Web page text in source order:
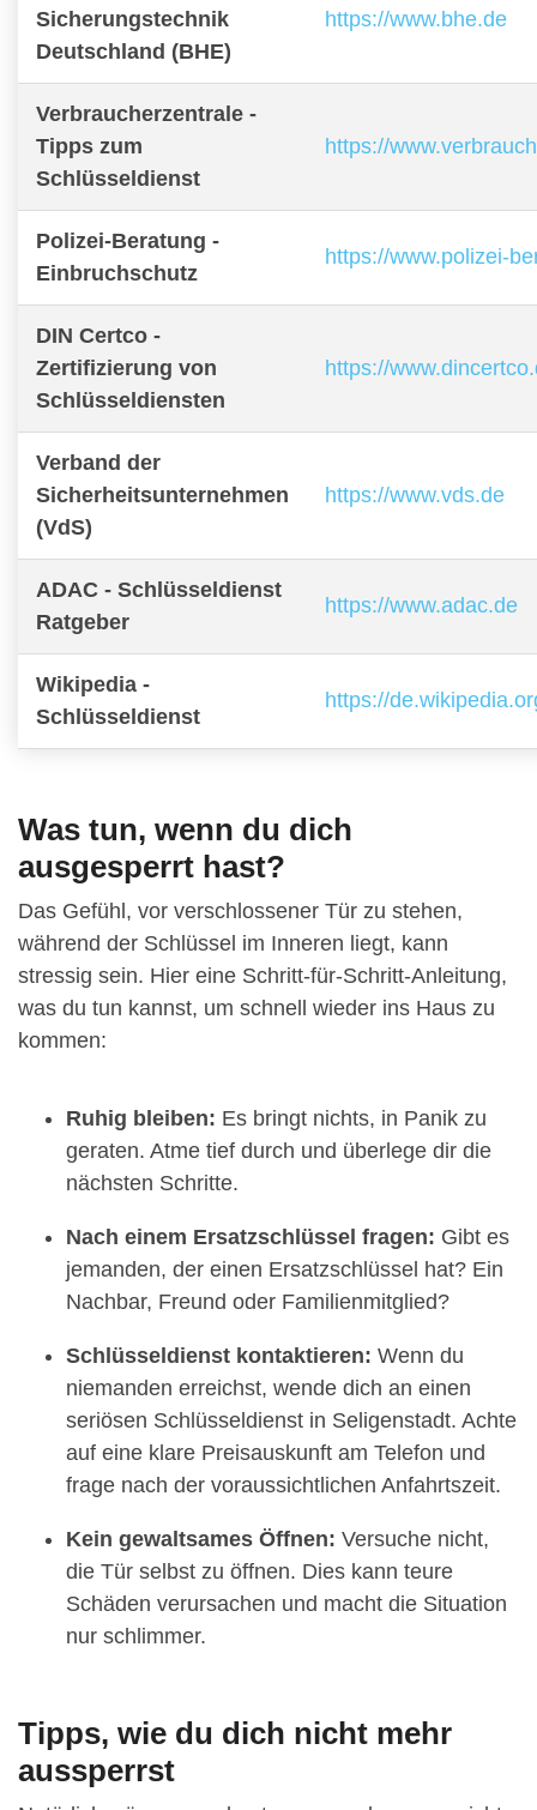
Sicherungstechnik
Deutschland (BHE)
https://www.bhe.de
Verbraucherzentrale -
Tipps zum
Schlüsseldienst
https://
Polizei-Beratung -
Einbruchschutz
https://www.polizei-
DIN Certco -
Zertifizierung von
Schlüsseldiensten
https://
Verband der
Sicherheitsunternehmen
(VdS)
https://www.vds.de
ADAC - Schlüsseldienst
Ratgeber
https://www.adac.de
Wikipedia -
Schlüsseldienst
https://
Was tun, wenn du dich
ausgesperrt hast?
Das Gefühl, vor verschlossener Tür zu stehen,
während der Schlüssel im Inneren liegt, kann
stressig sein. Hier eine Schritt-für-Schritt-Anleitung,
was du tun kannst, um schnell wieder ins Haus zu
kommen:
Ruhig bleiben: Es bringt nichts, in Panik zu
geraten. Atme tief durch und überlege dir die
nächsten Schritte.
Nach einem Ersatzschlüssel fragen: Gibt es
jemanden, der einen Ersatzschlüssel hat? Ein
Nachbar, Freund oder Familienmitglied?
Schlüsseldienst kontaktieren: Wenn du
niemanden erreichst, wende dich an einen
seriösen Schlüsseldienst in Seligenstadt. Achte
auf eine klare Preisauskunft am Telefon und
frage nach der voraussichtlichen Anfahrtszeit.
Kein gewaltsames Öffnen: Versuche nicht,
die Tür selbst zu öffnen. Dies kann teure
Schäden verursachen und macht die Situation
nur schlimmer.
Tipps, wie du dich nicht mehr
aussperrst